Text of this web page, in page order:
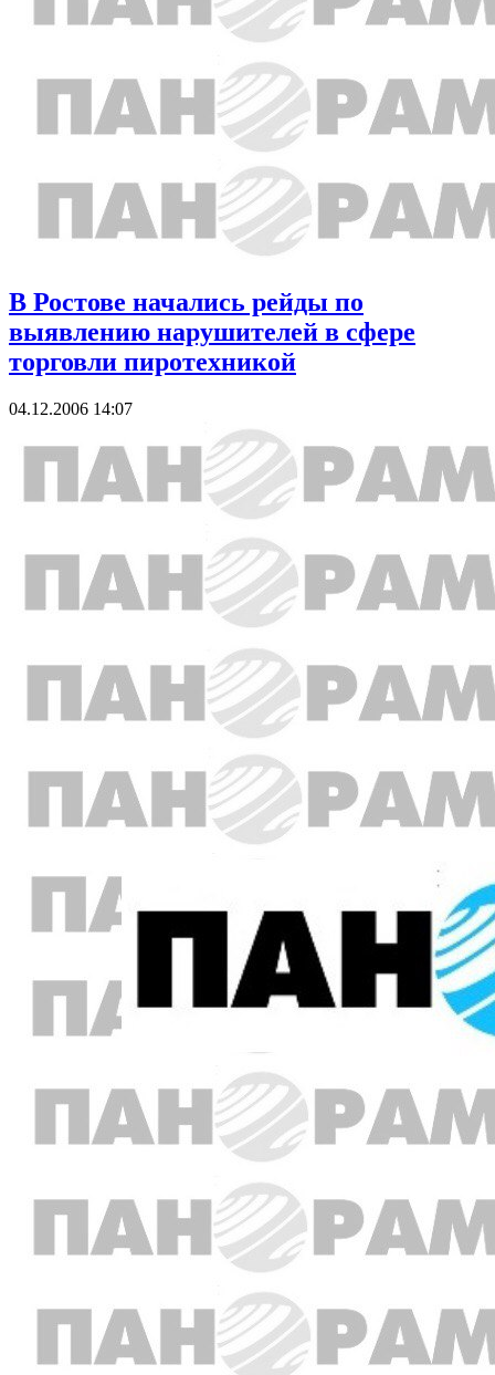
В Ростове начались рейды по
выявлению нарушителей в сфере
торговли пиротехникой
04.12.2006 14:07